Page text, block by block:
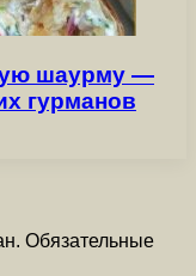
шаурму —
гурманов
Обязательные